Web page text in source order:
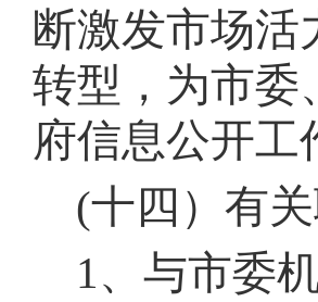
断激发市场活
转型，为市委
府信息公开
(十四）有
1、与市委